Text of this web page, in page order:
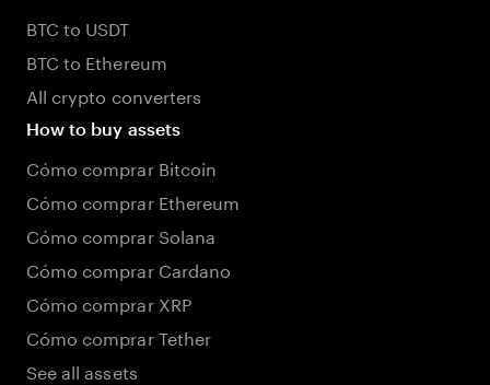
BTC to USDT
BTC to Ethereum
All crypto converters
How to buy assets
Cómo comprar Bitcoin
Cómo comprar Ethereum
Cómo comprar Solana
Cómo comprar Cardano
Cómo comprar XRP
Cómo comprar Tether
See all assets